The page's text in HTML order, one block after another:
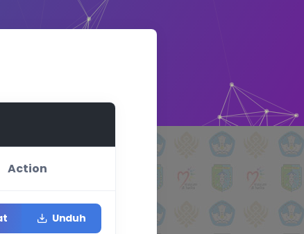
Action
Unduh